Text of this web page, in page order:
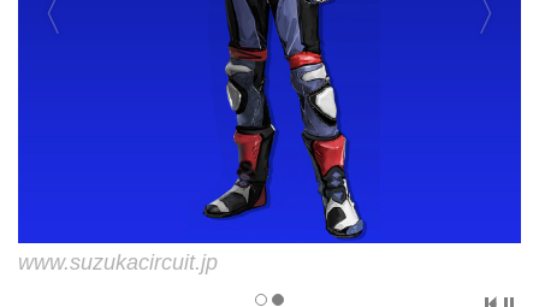
www.gamecity.ne.jp
www.suzukacircuit.jp